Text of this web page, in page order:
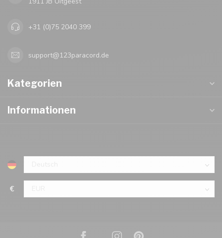
+31 (0)75 2040 399
support@123paracord.de
Kategorien
Informationen
€